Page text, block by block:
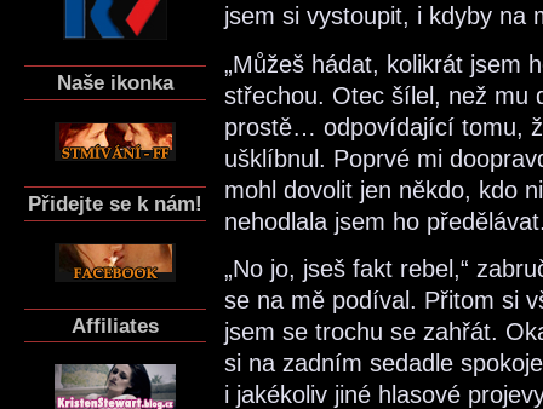
Naše ikonka
Přidejte se k nám!
Affiliates
jsem si vystoupit, i kdyby na
„Můžeš hádat, kolikrát jsem
střechou. Otec šílel, než mu
prostě… odpovídající tomu,
ušklíbnul. Poprvé mi
mohl dovolit jen někdo, kdo
nehodlala jsem ho
„No jo, jseš fakt rebel,“
se na mě podíval. Přitom si
jsem se trochu se zahřát.
si na zadním sedadle
i jakékoliv jiné hlasové